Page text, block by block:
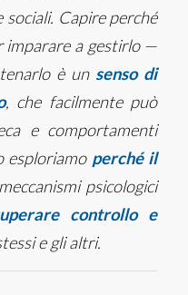
sociali. Capire perché
imparare a gestirlo —
è un senso di
, che facilmente può
e comportamenti
esploriamo perché il
psicologici
controllo e
e gli altri.